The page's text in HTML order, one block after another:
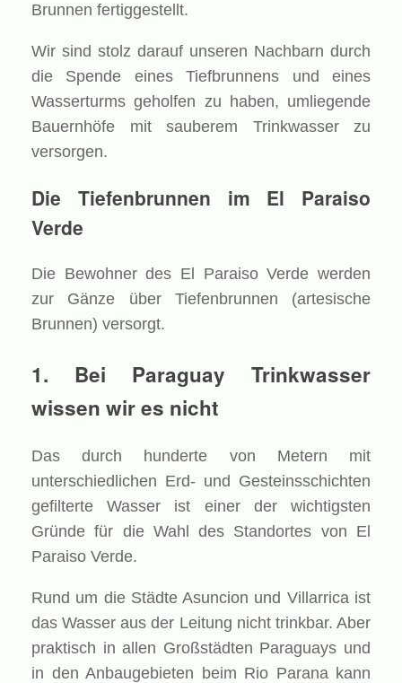
Brunnen fertiggestellt.
Wir sind stolz darauf unseren Nachbarn durch
die Spende eines Tiefbrunnens und eines
Wasserturms geholfen zu haben, umliegende
Bauernhöfe mit sauberem Trinkwasser zu
versorgen.
Die Tiefenbrunnen im El Paraiso
Verde
Die Bewohner des El Paraiso Verde werden
zur Gänze über Tiefenbrunnen (artesische
Brunnen) versorgt.
1. Bei Paraguay Trinkwasser
wissen wir es nicht
Das durch hunderte von Metern mit
unterschiedlichen Erd- und Gesteinsschichten
gefilterte Wasser ist einer der wichtigsten
Gründe für die Wahl des Standortes von El
Paraiso Verde.
Rund um die Städte Asuncion und Villarrica ist
das Wasser aus der Leitung nicht trinkbar. Aber
praktisch in allen Großstädten Paraguays und
in den Anbaugebieten beim Rio Parana kann